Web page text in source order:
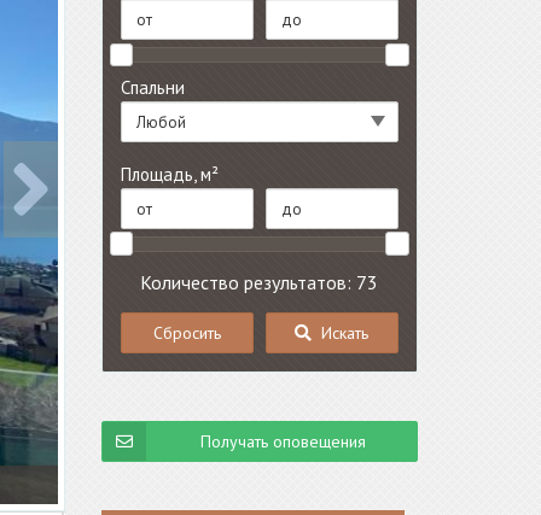
Спальни
Любой
Площадь, м²
Количество результатов: 73
Сбросить Искать
Получать оповещения